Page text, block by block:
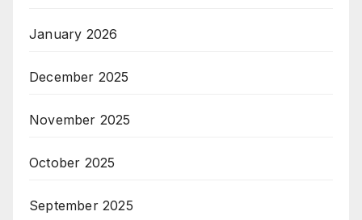
January 2026
December 2025
November 2025
October 2025
September 2025